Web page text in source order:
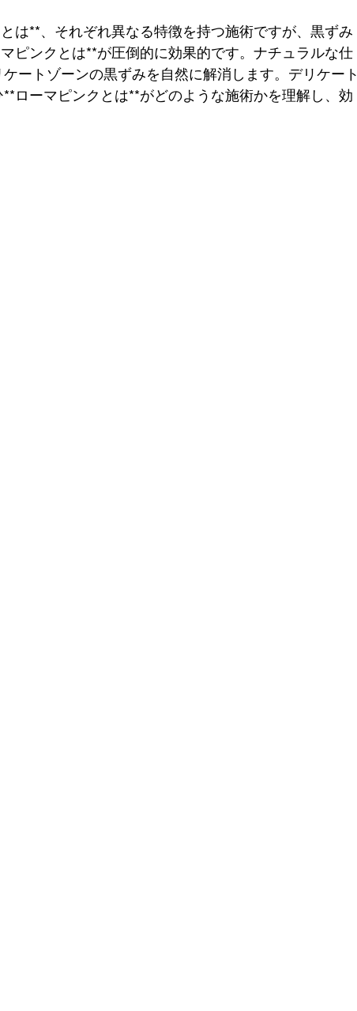
は**、それぞれ異なる特徴を持つ施術ですが、黒ずみ
ピンクとは**が圧倒的に効果的です。ナチュラルな仕
ートゾーンの黒ずみを自然に解消します。デリケート
ローマピンクとは**がどのような施術かを理解し、効